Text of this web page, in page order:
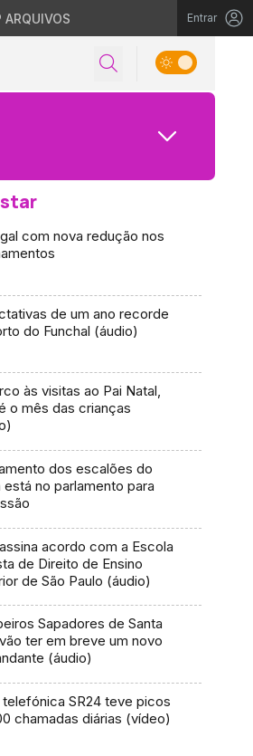
ARQUIVOS Entrar
com nova redução nos
de um ano recorde
do Funchal (áudio)
às visitas ao Pai Natal,
o mês das crianças
dos escalões do
está no parlamento para
acordo com a Escola
de Direito de Ensino
de São Paulo (áudio)
Sapadores de Santa
ter em breve um novo
(áudio)
telefónica SR24 teve picos
chamadas diárias (vídeo)